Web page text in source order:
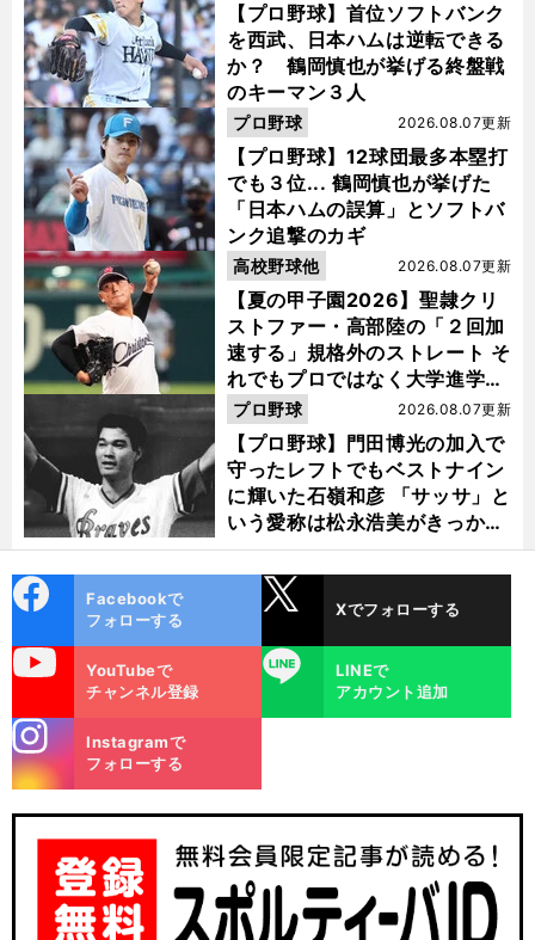
【プロ野球】首位ソフトバンク
を西武、日本ハムは逆転できる
か？ 鶴岡慎也が挙げる終盤戦
のキーマン３人
【プロ野球】12球団最多本塁打
でも３位... 鶴岡慎也が挙げた
「日本ハムの誤算」とソフトバ
ンク追撃のカギ
2026.08.07更新
プロ野球
【夏の甲子園2026】聖隷クリ
ストファー・高部陸の「２回加
速する」規格外のストレート そ
れでもプロではなく大学進学を
選ぶ理由
2026.08.07更新
高校野球他
【プロ野球】門田博光の加入で
守ったレフトでもベストナイン
に輝いた石嶺和彦 「サッサ」と
いう愛称は松永浩美がきっか
け？
2026.08.07更新
プロ野球
ok
Facebookで
フォローする
Xでフォローする
YouTubeで
チャンネル登録
LINE
LINEで
アカウント追加
m
Instagramで
フォローする